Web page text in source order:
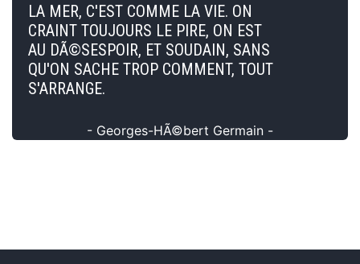
LA MER, C'EST COMME LA VIE. ON
CRAINT TOUJOURS LE PIRE, ON EST
AU DÃ©SESPOIR, ET SOUDAIN, SANS
QU'ON SACHE TROP COMMENT, TOUT
S'ARRANGE.
- Georges-HÃ©bert Germain -